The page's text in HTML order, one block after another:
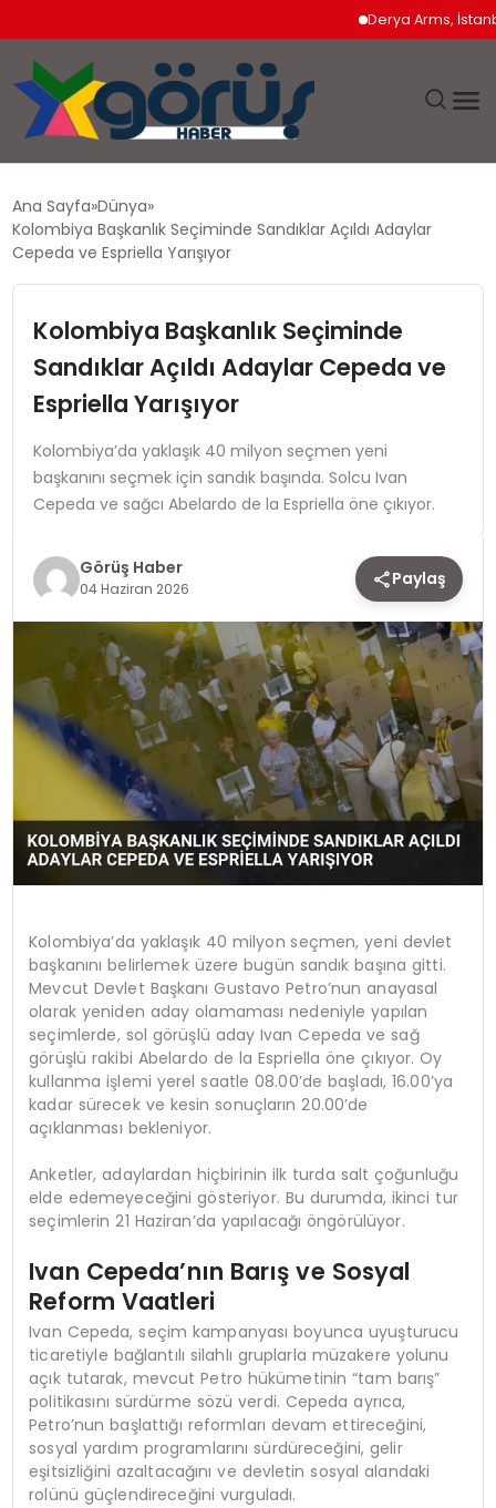
Derya Arms, İstanbul
EKONOMI
MAGAZIN
SAĞLIK
SPOR
YAŞAM
Ana Sayfa Dünya
Kolombiya Başkanlık Seçiminde Sandıklar Açıldı Adaylar
Cepeda ve Espriella Yarışıyor
Kolombiya Başkanlık Seçiminde
Sandıklar Açıldı Adaylar Cepeda ve
Espriella Yarışıyor
Kolombiya’da yaklaşık 40 milyon seçmen yeni
başkanını seçmek için sandık başında. Solcu Ivan
Cepeda ve sağcı Abelardo de la Espriella öne çıkıyor.
Görüş Haber
04 Haziran 2026 Paylaş
Kolombiya’da yaklaşık 40 milyon seçmen, yeni devlet
başkanını belirlemek üzere bugün sandık başına gitti.
Mevcut Devlet Başkanı Gustavo Petro’nun anayasal
olarak yeniden aday olamaması nedeniyle yapılan
seçimlerde, sol görüşlü aday Ivan Cepeda ve sağ
görüşlü rakibi Abelardo de la Espriella öne çıkıyor. Oy
kullanma işlemi yerel saatle 08.00’de başladı, 16.00’ya
kadar sürecek ve kesin sonuçların 20.00’de
açıklanması bekleniyor.
Anketler, adaylardan hiçbirinin ilk turda salt çoğunluğu
elde edemeyeceğini gösteriyor. Bu durumda, ikinci tur
seçimlerin 21 Haziran’da yapılacağı öngörülüyor.
Ivan Cepeda’nın Barış ve Sosyal
Reform Vaatleri
Ivan Cepeda, seçim kampanyası boyunca uyuşturucu
ticaretiyle bağlantılı silahlı gruplarla müzakere yolunu
açık tutarak, mevcut Petro hükümetinin “tam barış”
politikasını sürdürme sözü verdi. Cepeda ayrıca,
Petro’nun başlattığı reformları devam ettireceğini,
sosyal yardım programlarını sürdüreceğini, gelir
eşitsizliğini azaltacağını ve devletin sosyal alandaki
rolünü güçlendireceğini vurguladı.